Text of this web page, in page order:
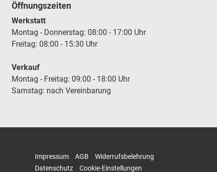
Öffnungszeiten
Werkstatt
Montag - Donnerstag: 08:00 - 17:00 Uhr
Freitag: 08:00 - 15:30 Uhr
Verkauf
Montag - Freitag: 09:00 - 18:00 Uhr
Samstag: nach Vereinbarung
Impressum AGB
Widerrufsbelehrung
Datenschutz
Cookie-Einstellungen